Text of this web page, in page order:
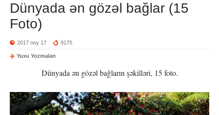
Dünyada ən gözəl bağlar (15
Foto)
2017 noy 17 9175
Yuxu Yozmaları
Dünyada ən gözəl bağların şəkilləri, 15 foto.